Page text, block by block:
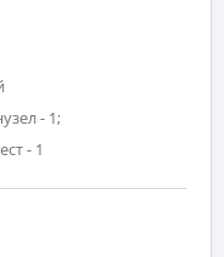
- 1;
- 1